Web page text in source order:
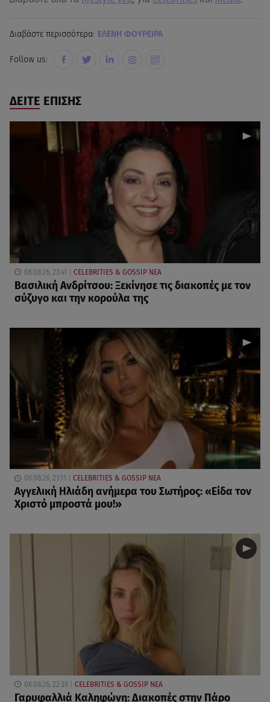
Διαβάστε περισσότερα: ΕΛΕΝΗ ΦΟΥΡΕΙΡΑ
Follow us:
ΔΕΙΤΕ ΕΠΙΣΗΣ
06.08.26, 23:41 CELEBRITIES & GOSSIP ΝΕΑ
Βασιλική Ανδρίτσου: Ξεκίνησε τις διακοπές με τον
σύζυγο και την κορούλα της
06.08.26, 23:11 CELEBRITIES & GOSSIP ΝΕΑ
Αγγελική Ηλιάδη ανήμερα του Σωτήρος: «Είδα τον
Χριστό μπροστά μου!»
06.08.26, 22:39 CELEBRITIES & GOSSIP ΝΕΑ
Γαρυφαλλιά Καληφώνη: Διακοπές στην Πάρο